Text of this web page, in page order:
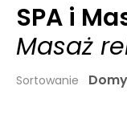
SPA i
Masaż
Sortowanie